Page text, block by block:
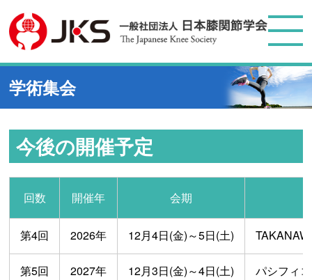
学術集会
今後の開催予定
回数 開催年 会期
第4回 2026年 12月4日(金)～5日(土)
第5回 2027年 12月3日(金)～4日(土) パシフィ